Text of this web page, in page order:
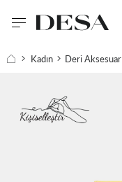
Kadın Deri Aksesuar